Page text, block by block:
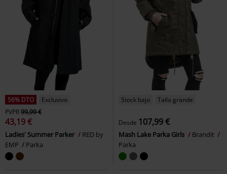
56% DTO
Exclusivo
PVPR99,99 €
43,19 €
Ladies' Summer Parker
RED by
EMP
Parka
Stock bajo Talla grande
Desde 107,99 €
Mash Lake Parka Girls
Brandit
Parka